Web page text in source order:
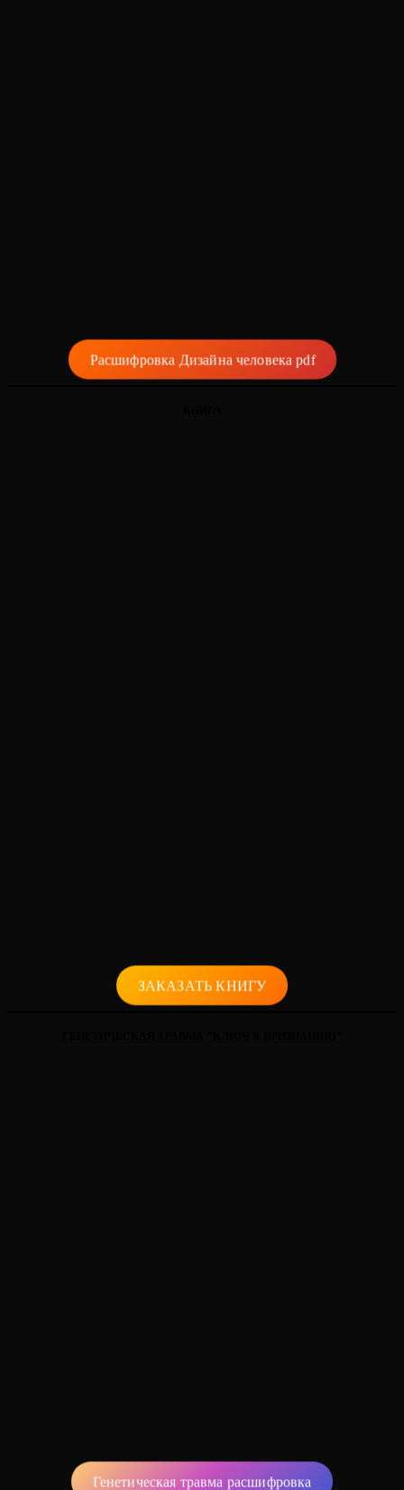
Расшифровка Дизайна человека pdf
ЗАКАЗАТЬ КНИГУ
Генетическая травма расшифровка